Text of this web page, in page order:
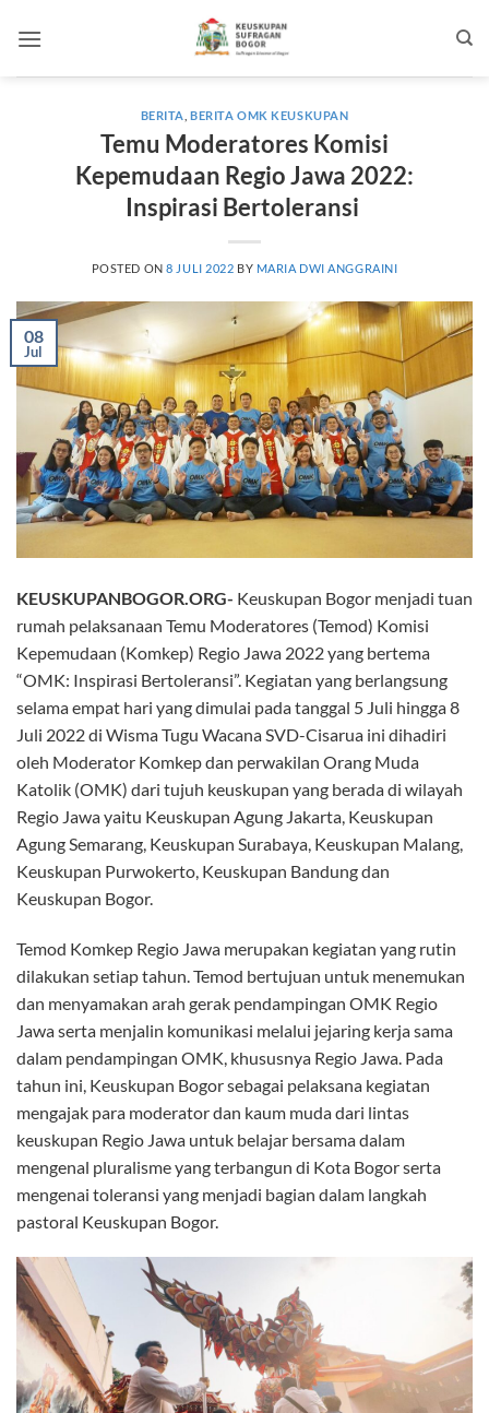
BERITA ,BERITA OMK KEUSKUPAN
Temu Moderatores Komisi
Kepemudaan Regio Jawa 2022:
Inspirasi Bertoleransi
POSTED ON8 JULI 2022 BY MARIA DWI ANGGRAINI
08
Jul
KEUSKUPANBOGOR.ORG- Keuskupan Bogor menjadi tuan
rumah pelaksanaan Temu Moderatores (Temod) Komisi
Kepemudaan (Komkep) Regio Jawa 2022 yang bertema
“OMK: Inspirasi Bertoleransi”. Kegiatan yang berlangsung
selama empat hari yang dimulai pada tanggal 5 Juli hingga 8
Juli 2022 di Wisma Tugu Wacana SVD-Cisarua ini dihadiri
oleh Moderator Komkep dan perwakilan Orang Muda
Katolik (OMK) dari tujuh keuskupan yang berada di wilayah
Regio Jawa yaitu Keuskupan Agung Jakarta, Keuskupan
Agung Semarang, Keuskupan Surabaya, Keuskupan Malang,
Keuskupan Purwokerto, Keuskupan Bandung dan
Keuskupan Bogor.
Temod Komkep Regio Jawa merupakan kegiatan yang rutin
dilakukan setiap tahun. Temod bertujuan untuk menemukan
dan menyamakan arah gerak pendampingan OMK Regio
Jawa serta menjalin komunikasi melalui jejaring kerja sama
dalam pendampingan OMK, khususnya Regio Jawa. Pada
tahun ini, Keuskupan Bogor sebagai pelaksana kegiatan
mengajak para moderator dan kaum muda dari lintas
keuskupan Regio Jawa untuk belajar bersama dalam
mengenal pluralisme yang terbangun di Kota Bogor serta
mengenai toleransi yang menjadi bagian dalam langkah
pastoral Keuskupan Bogor.